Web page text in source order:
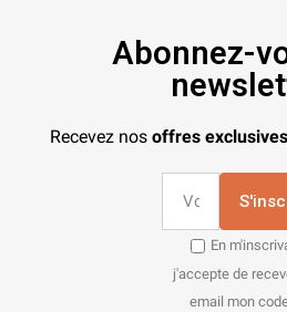
Abonnez-
Recevez nos offres exclusives
En
j'accepte de
email mon